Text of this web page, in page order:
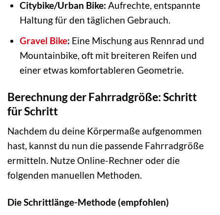
Citybike/Urban Bike: Aufrechte, entspannte
Haltung für den täglichen Gebrauch.
Gravel Bike: Eine Mischung aus Rennrad und
Mountainbike, oft mit breiteren Reifen und
einer etwas komfortableren Geometrie.
Berechnung der Fahrradgröße: Schritt
für Schritt
Nachdem du deine Körpermaße aufgenommen
hast, kannst du nun die passende Fahrradgröße
ermitteln. Nutze Online-Rechner oder die
folgenden manuellen Methoden.
Die Schrittlänge-Methode (empfohlen)